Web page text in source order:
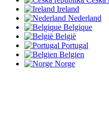
Ireland
Nederland
Belgique
België
Portugal
Belgien
Norge